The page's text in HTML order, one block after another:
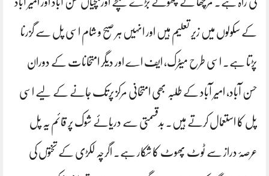
کے سکولوں میں زیر تعلیم ہیں اور انہیں ہر صبح و شام اسی پل سے گزرنا
پڑتا ہے۔ اسی طرح میٹرک، ایف اے اور دیگر امتحانات کے دوران
حسن آباد، امیر آباد کے طلبہ بھی امتحانی مرکز پرتک جانے کے لیے اسی
پل کا استعمال کرتے ہیں۔ بدقسمتی سے دریائے شوک پر قائم یہ پل
عرصۂ دراز سے ٹوٹ پھوٹ کا شکار ہے۔ اگرچہ لکڑی کے تختوں کی